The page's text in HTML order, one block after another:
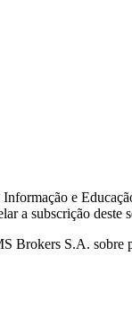
e
a subscrição deste
S.A. sobre